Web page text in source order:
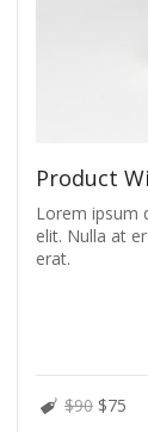
Product
Lorem ipsum
elit. Nulla at
erat.
$90 $75